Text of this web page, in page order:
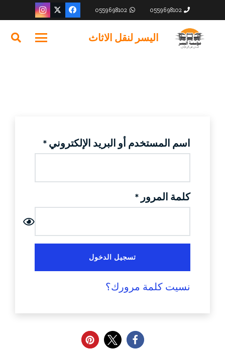
0559698102
0559698102
اليسر لنقل الاثاث
اسم المستخدم أو البريد الإلكتروني *مطلوبة
كلمة المرور *مطلوبة
تسجيل الدخول
نسيت كلمة مرورك؟